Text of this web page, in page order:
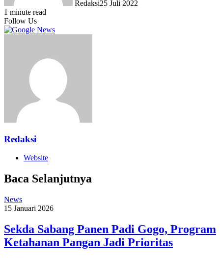
Redaksi25 Juli 2022
1 minute read
Follow Us
Redaksi
Website
Baca Selanjutnya
News
15 Januari 2026
Sekda Sabang Panen Padi Gogo, Program
Ketahanan Pangan Jadi Prioritas